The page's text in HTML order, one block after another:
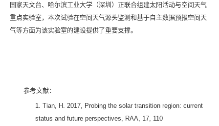
国家天文台、哈尔滨工业大学（深圳）正联合组建太阳活动与空间天气
重点实验室，本次试验在空间天气源头监测和基于自主数据预报空间天
气等方面为该实验室的建设提供了重要支撑。
参考文献：
1. Tian, H. 2017, Probing the solar transition region: current
status and future perspectives, RAA, 17, 110